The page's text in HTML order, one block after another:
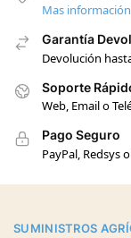
Mas
Garantía
Devolución
Soporte
Web, Email o
Pago Seguro
PayPal, Redsys
SUMINISTROS